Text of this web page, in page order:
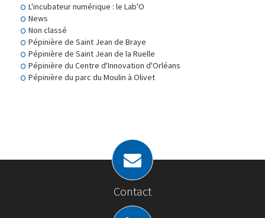
L'incubateur numérique : le Lab'O
News
Non classé
Pépinière de Saint Jean de Braye
Pépinière de Saint Jean de la Ruelle
Pépinière du Centre d'Innovation d'Orléans
Pépinière du parc du Moulin à Olivet
Contact